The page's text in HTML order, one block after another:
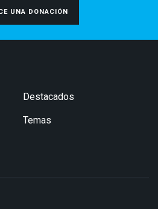
UNA DONACIÓN
Destacados
Temas